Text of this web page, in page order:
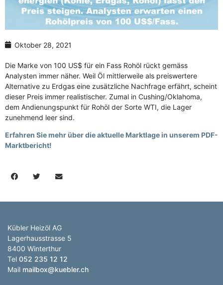
Oktober 28, 2021
Die Marke von 100 US$ für ein Fass Rohöl rückt gemäss
Analysten immer näher. Weil Öl mittlerweile als preiswertere
Alternative zu Erdgas eine zusätzliche Nachfrage erfährt, scheint
dieser Preis immer realistischer. Zumal in Cushing/Oklahoma,
dem Andienungspunkt für Rohöl der Sorte WTI, die Lager
zunehmend leer sind.
Erfahren Sie mehr über die aktuelle Marktlage in unserem PDF-
Marktbericht!
Kübler Heizöl AG
Lagerhausstrasse 5
8400 Winterthur
Tel 052 235 12 12
Mail mailbox@kuebler.ch